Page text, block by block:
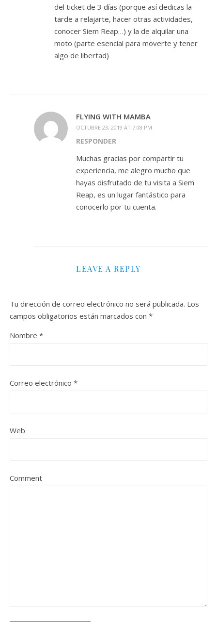
del ticket de 3 días (porque así dedicas la
tarde a relajarte, hacer otras actividades,
conocer Siem Reap…) y la de alquilar una
moto (parte esencial para moverte y tener
algo de libertad)
FLYING WITH MAMBA
OCTUBRE 23, 2019 AT 7:08 PM
RESPONDER
Muchas gracias por compartir tu
experiencia, me alegro mucho que
hayas disfrutado de tu visita a Siem
Reap, es un lugar fantástico para
conocerlo por tu cuenta.
LEAVE A REPLY
Tu dirección de correo electrónico no será publicada. Los
campos obligatorios están marcados con *
Nombre *
Correo electrónico *
Web
Comment